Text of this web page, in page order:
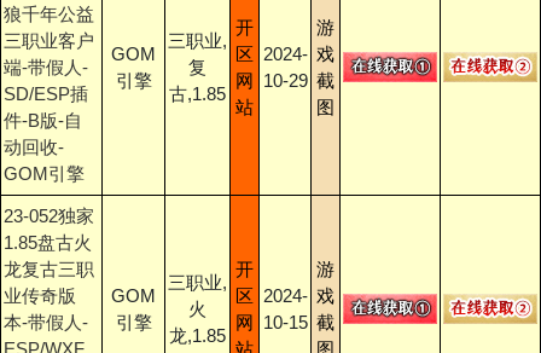
狼千年公益
三职业客户
端-带假人-
SD/ESP插
件-B版-自
动回收-
GOM引擎
GOM
引擎
三职业,
复
古,1.85
开
区
网
站
2024-
10-29
游
戏
截
图
23-052独家
1.85盘古火
龙复古三职
业传奇版
本-带假人-
ESP/WXF
GOM
引擎
三职业,
火
龙,1.85
开
区
网
站
2024-
10-15
游
戏
截
图